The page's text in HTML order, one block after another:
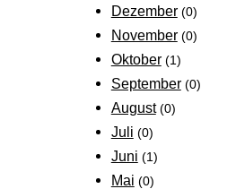
Dezember (0)
November (0)
Oktober (1)
September (0)
August (0)
Juli (0)
Juni (1)
Mai (0)